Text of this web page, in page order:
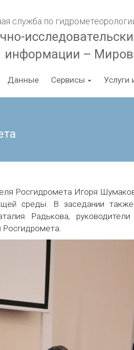
информации –
служба по
Данные Сервисы Услуги
Росгидромета Игоря
среды. В заседании
Радькова, руководители
Росгидромета.